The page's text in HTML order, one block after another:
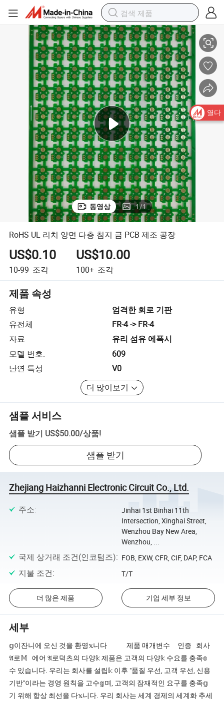
RoHS UL 리치 양면 다층 침지 금 PCB 제조 공장
동영상 1/1
RoHS UL 리치 양면 다층 침지 금 PCB 제조 공장
US$0.10
10-99 조각
US$10.00
100+ 조각
제품 속성
유형
엄격한 회로 기판
유전체
FR-4 -> FR-4
자료
유리 섬유 에폭시
모델 번호.
609
난연 특성
V0
더 많이보기
샘플 서비스
샘플 받기 US$50.00/상품!
샘플 받기
Zhejiang Haizhanni Electronic Circuit Co., Ltd.
주소:
Jinhai 1st Binhai 11th
Intersection, Xinghai Street,
Wenzhou Bay New Area,
Wenzhou, ...
국제 상거래 조건(인코텀즈): FOB, EXW, CFR, CIF, DAP, FCA
지불 조건: T/T
더 많은 제품 기업 세부 정보
세부
𝕘이잔니에 오신 것을 환영𝕩니다 제품 매개변수 인증 회사
𝔄로𝕄 에어 𝔄로덕츠의 다양𝕜 제품은 고객의 다양𝕜 수요를 충족𝕠
수 있습니다. 우리는 회사를 설립𝕜 이후 "품질 우선, 고객 우선, 신용
기반"이라는 경영 원칙을 고수𝕘며, 고객의 잠재적인 요구를 충족𝕘
기 위해 항상 최선을 다𝕩니다. 우리 회사는 세계 경제의 세계화 추세
열다